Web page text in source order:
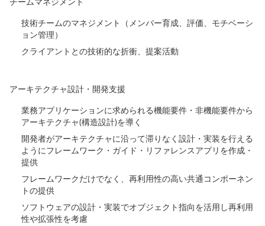
チームマネジメント
技術チームのマネジメント（メンバー育成、評価、モチベーシ
ョン管理）
クライアントとの技術的な折衝、提案活動
アーキテクチャ設計・開発支援
業務アプリケーションに求められる機能要件・非機能要件から
アーキテクチャ(構造設計)を導く
開発者がアーキテクチャに沿って滞りなく設計・実装を行える
ようにフレームワーク・ガイド・リファレンスアプリを作成・
提供
フレームワークだけでなく、再利用性の高い共通コンポーネン
トの提供
ソフトウェアの設計・実装でオブジェクト指向を活用し再利用
性や拡張性を考慮